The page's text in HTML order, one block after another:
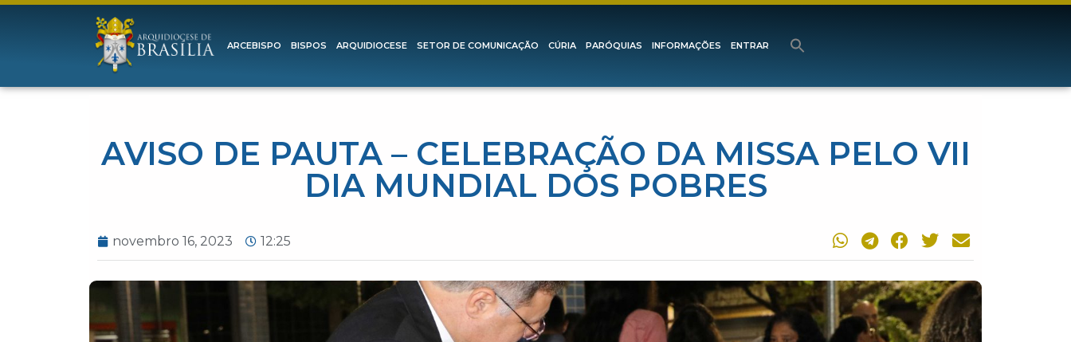
ARCEBISPO BISPOS ARQUIDIOCESE SETOR DE COMUNICAÇÃO CÚRIA PARÓQUIAS INFORMAÇÕES ENTRAR
AVISO DE PAUTA – CELEBRAÇÃO DA MISSA PELO VII
DIA MUNDIAL DOS POBRES
novembro 16, 2023 12:25